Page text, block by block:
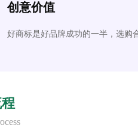
创意价值
好商标是好品牌成功的一半，选购